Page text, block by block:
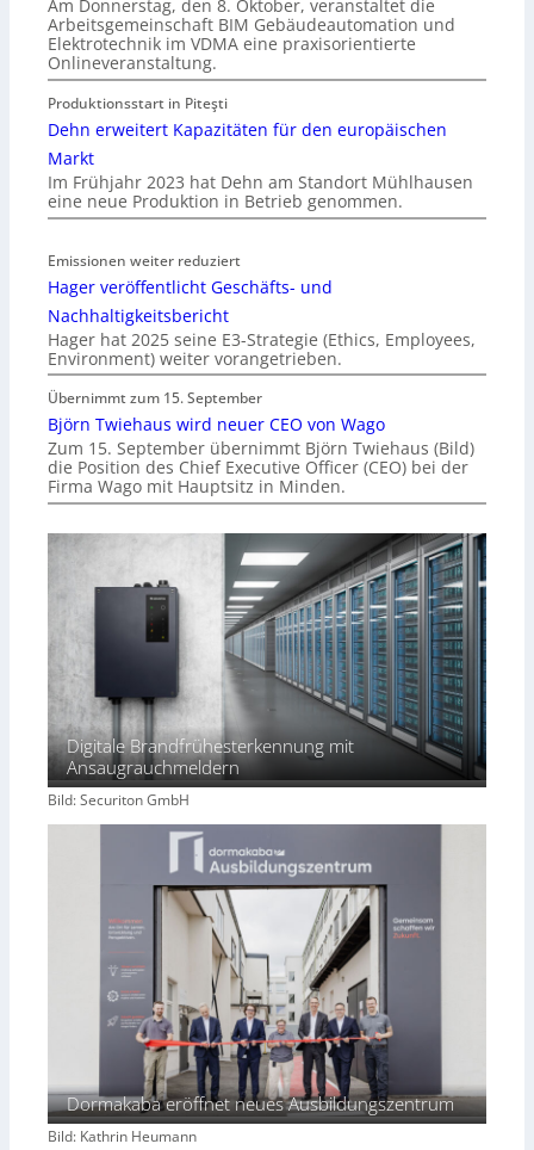
Am Donnerstag, den 8. Oktober, veranstaltet die
Arbeitsgemeinschaft BIM Gebäudeautomation und
Elektrotechnik im VDMA eine praxisorientierte
Onlineveranstaltung.
Produktionsstart in Piteşti
Dehn erweitert Kapazitäten für den europäischen
Markt
Im Frühjahr 2023 hat Dehn am Standort Mühlhausen
eine neue Produktion in Betrieb genommen.
Emissionen weiter reduziert
Hager veröffentlicht Geschäfts- und
Nachhaltigkeitsbericht
Hager hat 2025 seine E3-Strategie (Ethics, Employees,
Environment) weiter vorangetrieben.
Übernimmt zum 15. September
Björn Twiehaus wird neuer CEO von Wago
Zum 15. September übernimmt Björn Twiehaus (Bild)
die Position des Chief Executive Officer (CEO) bei der
Firma Wago mit Hauptsitz in Minden.
Digitale Brandfrühesterkennung mit
Ansaugrauchmeldern
Bild: Securiton GmbH
Dormakaba eröffnet neues Ausbildungszentrum
Bild: Kathrin Heumann